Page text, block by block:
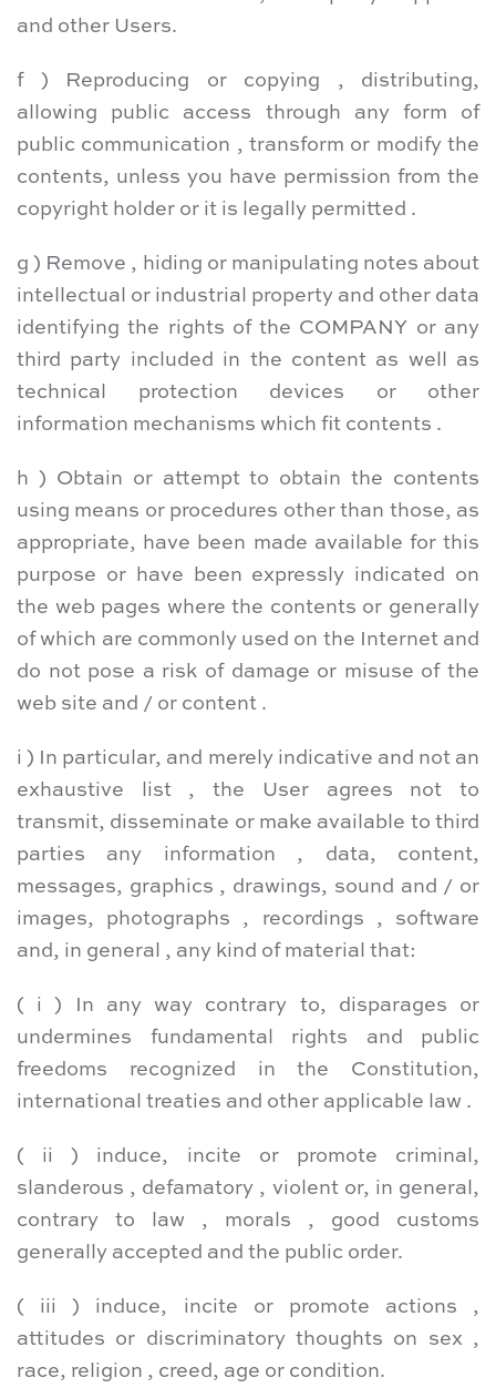
and other Users.
f ) Reproducing or copying , distributing,
allowing public access through any form of
public communication , transform or modify the
contents, unless you have permission from the
copyright holder or it is legally permitted .
g ) Remove , hiding or manipulating notes about
intellectual or industrial property and other data
identifying the rights of the COMPANY or any
third party included in the content as well as
technical protection devices or other
information mechanisms which fit contents .
h ) Obtain or attempt to obtain the contents
using means or procedures other than those, as
appropriate, have been made ​​available for this
purpose or have been expressly indicated on
the web pages where the contents or generally
of which are commonly used on the Internet and
do not pose a risk of damage or misuse of the
web site and / or content .
i ) In particular, and merely indicative and not an
exhaustive list , the User agrees not to
transmit, disseminate or make available to third
parties any information , data, content,
messages, graphics , drawings, sound and / or
images, photographs , recordings , software
and, in general , any kind of material that:
( i ) In any way contrary to, disparages or
undermines fundamental rights and public
freedoms recognized in the Constitution,
international treaties and other applicable law .
( ii ) induce, incite or promote criminal,
slanderous , defamatory , violent or, in general,
contrary to law , morals , good customs
generally accepted and the public order.
( iii ) induce, incite or promote actions ,
attitudes or discriminatory thoughts on sex ,
race, religion , creed, age or condition.